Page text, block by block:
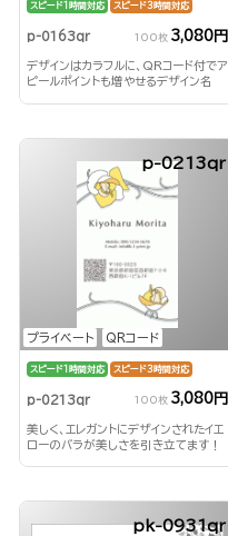
スピード1時間対応 スピード3時間対応
p-0163qr 100枚 3,080円
デザインはカラフルに、QRコード付でア
ピールポイントも増やせるデザイン名
プライベート QRコード
p-0213qr
スピード1時間対応 スピード3時間対応
p-0213qr 100枚 3,080円
美しく、エレガントにデザインされたイエ
ローのバラが美しさを引き立てます！
pk-0931qr